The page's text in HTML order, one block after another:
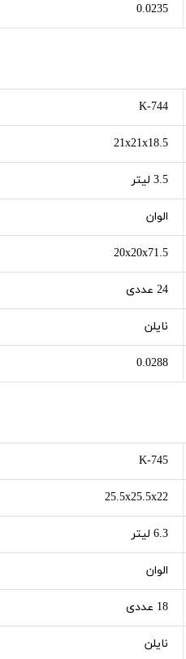
0.0235
K-744
21x21x18.5
3.5 لیتر
الوان
20x20x71.5
24 عددی
نایلن
0.0288
K-745
25.5x25.5x22
6.3 لیتر
الوان
18 عددی
نایلن